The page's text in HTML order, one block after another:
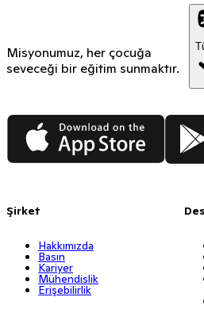
Misyonumuz, her çocuğa
seveceği bir eğitim sunmaktır.
App Store
Şirket
Hakkımızda
Basın
Kariyer
Mühendislik
Erişebilirlik